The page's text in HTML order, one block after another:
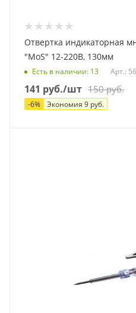
Отвертка индикаторная
"MoS" 12-220В, 130мм
Есть в наличии: 13 Арт.:
141 руб./шт 150руб.
-6% Экономия 9 руб.